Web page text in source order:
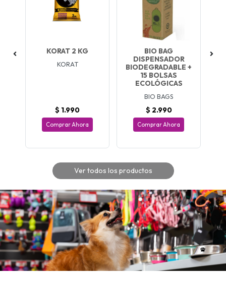
KORAT 2 KG
KORAT
$ 1.990
Comprar Ahora
BIO BAG
DISPENSADOR
BIODEGRADABLE +
15 BOLSAS
ECOLÓGICAS
BIO BAGS
$ 2.990
Comprar Ahora
Ver todos los productos